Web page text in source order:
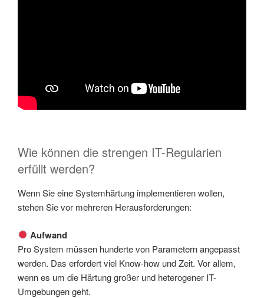
Wie können die strengen IT-Regularien
erfüllt werden?
Wenn Sie eine Systemhärtung implementieren wollen,
stehen Sie vor mehreren Herausforderungen:
Aufwand
Pro System müssen hunderte von Parametern angepasst
werden. Das erfordert viel Know-how und Zeit. Vor allem,
wenn es um die Härtung großer und heterogener IT-
Umgebungen geht.